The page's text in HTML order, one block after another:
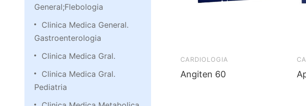
General;Flebologia
Clinica Medica General.
Gastroenterologia
Clinica Medica Gral.
Clinica Medica Gral.
Pediatria
CARDIOLOGIA
Angiten 60